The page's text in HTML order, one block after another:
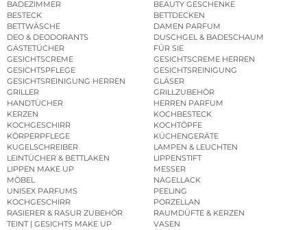
BADEZIMMER
BEAUTY GESCHENKE
BESTECK
BETTDECKEN
BETTWÄSCHE
DAMEN PARFUM
DEO & DEODORANTS
DUSCHGEL & BADESCHAUM
GÄSTETÜCHER
FÜR SIE
GESICHTSCREME
GESICHTSCREME HERREN
GESICHTSPFLEGE
GESICHTSREINIGUNG
GESICHTSREINIGUNG HERREN
GLÄSER
GRILLER
GRILLZUBEHÖR
HANDTÜCHER
HERREN PARFUM
KERZEN
KOCHBESTECK
KOCHGESCHIRR
KOCHTÖPFE
KÖRPERPFLEGE
KÜCHENGERÄTE
KUGELSCHREIBER
LAMPEN & LEUCHTEN
LEINTÜCHER & BETTLAKEN
LIPPENSTIFT
LIPPEN MAKE UP
MESSER
MÖBEL
NAGELLACK
UNISEX PARFUMS
PEELING
KOCHGESCHIRR
PORZELLAN
RASIERER & RASUR ZUBEHÖR
RAUMDÜFTE & KERZEN
TEINT | GESICHTS MAKE UP
VASEN